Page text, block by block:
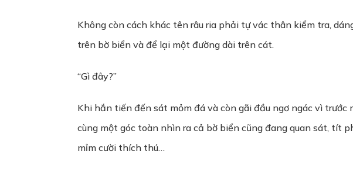
Không còn cách khác tên râu ria phải tự vác thân kiểm tra,
trên bờ biển và để lại một đường dài trên cát.
“Gì đây?”
Khi hắn tiến đến sát mỏm đá và còn gãi đầu ngơ ngác vì
cùng một góc toàn nhìn ra cả bờ biển cũng đang quan sát, tít
mỉm cười thích thú…